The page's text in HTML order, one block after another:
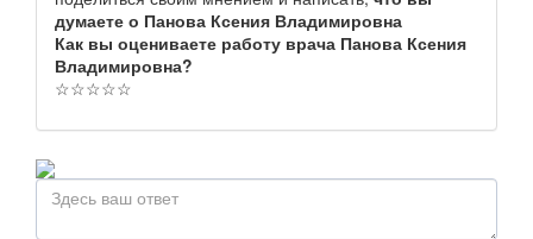
думаете о Панова Ксения Владимировна
Как вы оцениваете работу врача Панова Ксения
Владимировна?
☆☆☆☆☆